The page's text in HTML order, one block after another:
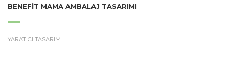
BENEFIT MAMA AMBALAJ TASARIMI
YARATICI TASARIM